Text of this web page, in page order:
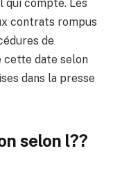
qui compte. Les
contrats rompus
de
cette date selon
dans la presse
selon l??